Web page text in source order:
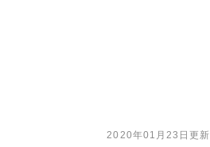
2020年01月23日更新